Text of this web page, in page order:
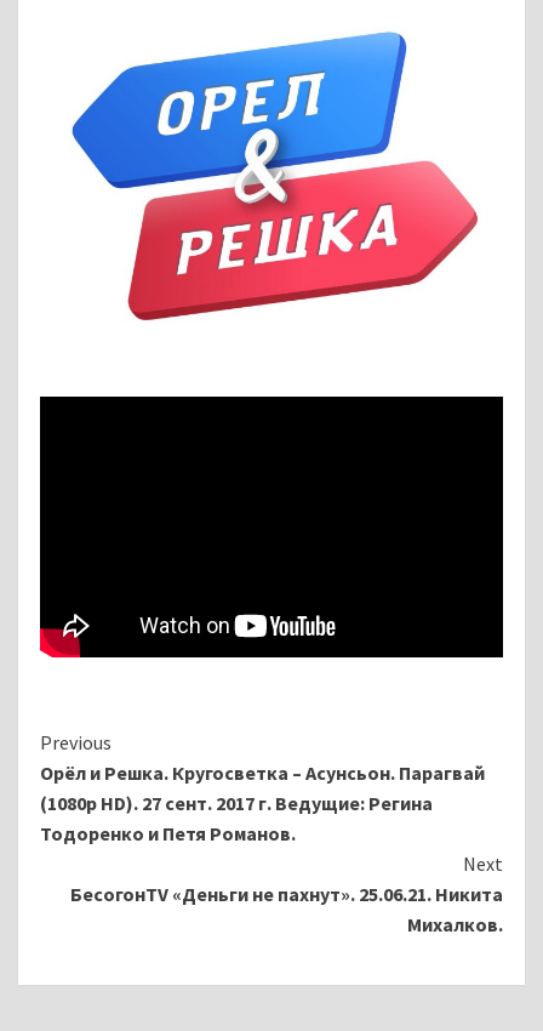
Continue
Reading
Previous
Орёл и Решка. Кругосветка – Асунсьон. Парагвай
(1080p HD). 27 сент. 2017 г. Ведущие: Регина
Тодоренко и Петя Романов.
Next
БесогонTV «Деньги не пахнут». 25.06.21. Никита
Михалков.